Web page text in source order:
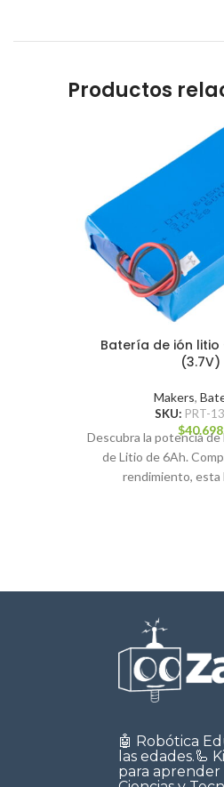
Productos
Batería de ión litio
(3.7V)
Makers,
SKU: PRT-
$40.698
Descubra la potencia de
de Litio de 6Ah.
rendimiento, esta
🤖 Robótica
las edades.🦾
para